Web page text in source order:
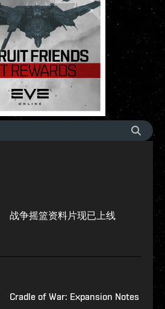
战争摇篮资料片现已上线
Cradle of War: Expansion Notes